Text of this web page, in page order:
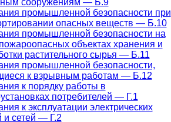
промышленной безопасности при
опасных веществ — Б.10
промышленной безопасности на
объектах хранения и
растительного сырья — Б.11
промышленной безопасности,
к взрывным работам — Б.12
к порядку работы в
потребителей — Г.1
к эксплуатации электрических
и сетей — Г.2